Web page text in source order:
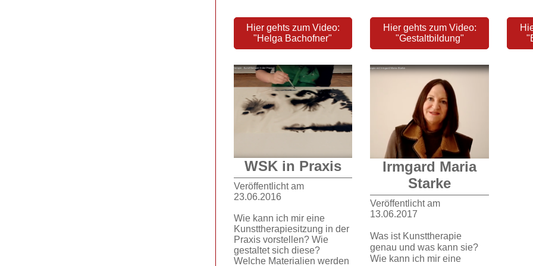
Hier gehts zum Video:
"Helga Bachofner"
Hier gehts zum Video:
"Gestaltbildung"
WSK in Praxis
Veröffentlicht am
23.06.2016
Wie kann ich mir eine
Kunsttherapiesitzung in der
Praxis vorstellen? Wie
gestaltet sich diese?
Welche Materialien werden
Irmgard Maria
Starke
Veröffentlicht am
13.06.2017
Was ist Kunsttherapie
genau und was kann sie?
Wie kann ich mir eine